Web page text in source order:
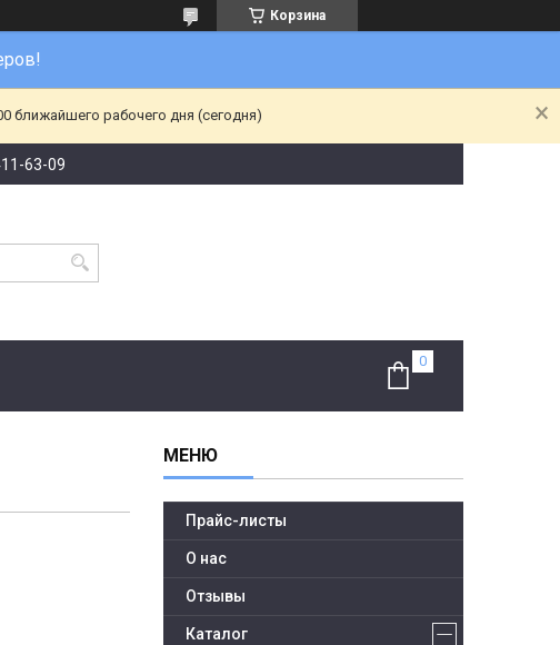
Корзина
ближайшего рабочего дня (сегодня)
63-09
Прайс-листы
О нас
Отзывы
Каталог